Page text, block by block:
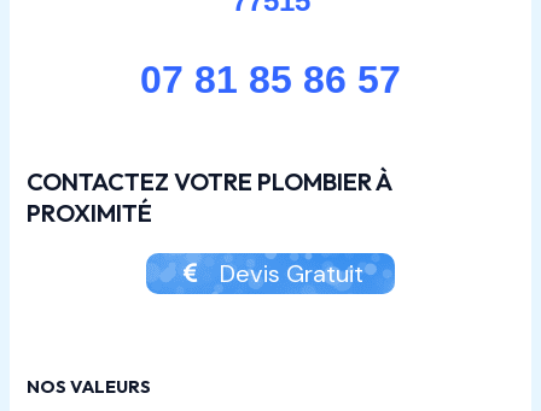
07 81 85 86 57
CONTACTEZ VOTRE PLOMBIER À
PROXIMITÉ
Devis Gratuit
NOS VALEURS